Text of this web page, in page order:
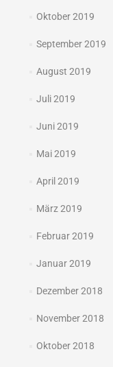
Oktober 2019
September 2019
August 2019
Juli 2019
Juni 2019
Mai 2019
April 2019
März 2019
Februar 2019
Januar 2019
Dezember 2018
November 2018
Oktober 2018